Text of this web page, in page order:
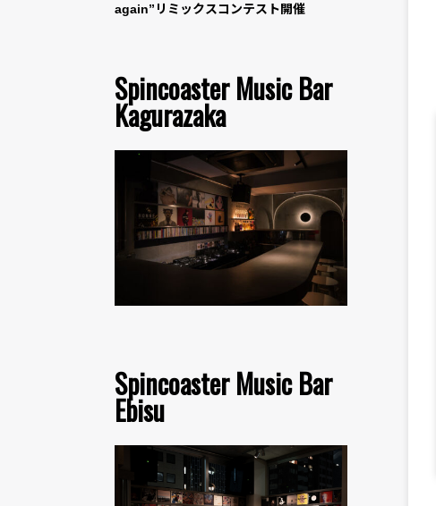
again”リミックスコンテスト開催
Spincoaster Music Bar
Kagurazaka
Spincoaster Music Bar
Ebisu